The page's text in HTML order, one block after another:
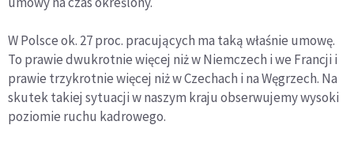
W Polsce ok. 27 proc. pracujących ma taką właśnie umowę.
To prawie dwukrotnie więcej niż w Niemczech i we Francji i
prawie trzykrotnie więcej niż w Czechach i na Węgrzech. Na
skutek takiej sytuacji w naszym kraju obserwujemy wysoki
poziomie ruchu kadrowego.